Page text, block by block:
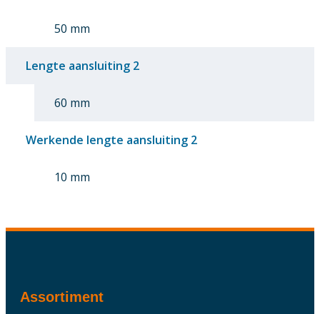
50 mm
Lengte aansluiting 2
60 mm
Werkende lengte aansluiting 2
10 mm
Assortiment